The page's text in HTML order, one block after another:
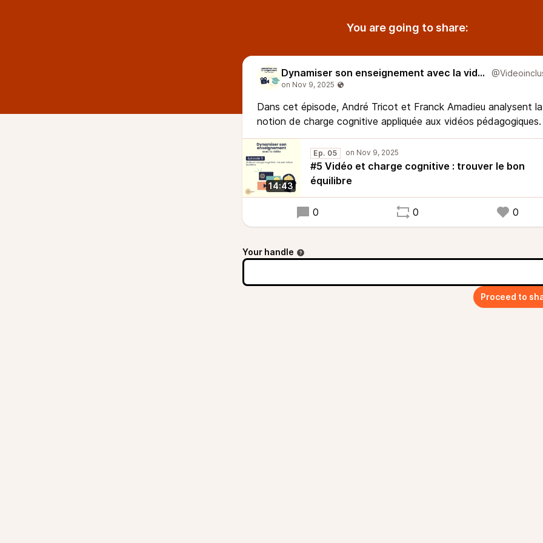
You are going to share:
Dynamiser son enseignement avec la vidéo
Dans cet épisode, André Tricot et Franck Amadieu analysent la
notion de charge cognitive appliquée aux vidéos pédagogiques.
14:43
Ep. 05
#5 Vidéo et charge cognitive : trouver le bon
équilibre
0 0 0
Your handle
Proceed to